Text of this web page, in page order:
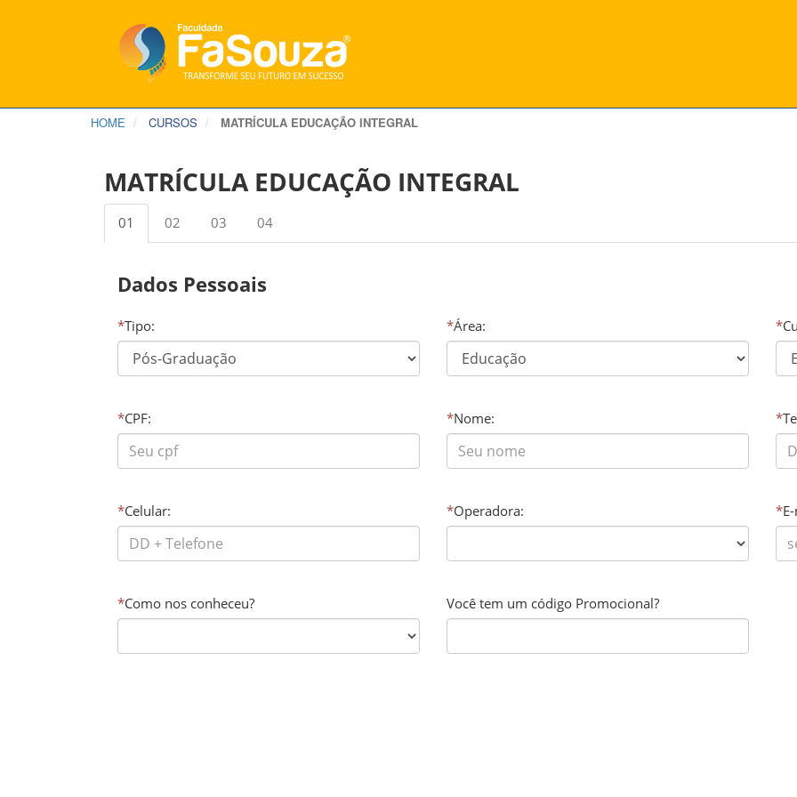
HOME CURSOS MATRÍCULA EDUCAÇÃO INTEGRAL
MATRÍCULA EDUCAÇÃO INTEGRAL
01 02 03 04
Dados Pessoais
*Tipo: *Área: *
*CPF: *Nome: *
*Celular: *Operadora: *
*Como nos conheceu? Você tem um código Promocional?